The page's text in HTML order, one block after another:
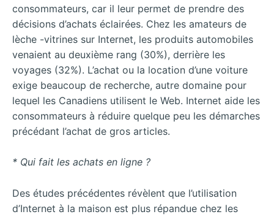
consommateurs, car il leur permet de prendre des
décisions d’achats éclairées. Chez les amateurs de
lèche -vitrines sur Internet, les produits automobiles
venaient au deuxième rang (30%), derrière les
voyages (32%). L’achat ou la location d’une voiture
exige beaucoup de recherche, autre domaine pour
lequel les Canadiens utilisent le Web. Internet aide les
consommateurs à réduire quelque peu les démarches
précédant l’achat de gros articles.
* Qui fait les achats en ligne ?
Des études précédentes révèlent que l’utilisation
d’Internet à la maison est plus répandue chez les